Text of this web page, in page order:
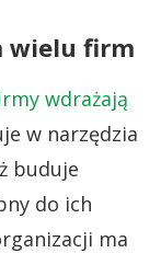
wielu firm
wdrażają
w narzędzia
buduje
do ich
ma